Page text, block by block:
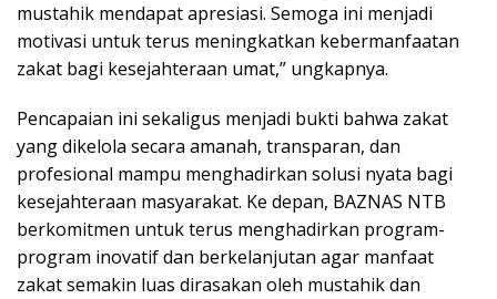
mustahik mendapat apresiasi. Semoga ini menjadi
motivasi untuk terus meningkatkan kebermanfaatan
zakat bagi kesejahteraan umat,” ungkapnya.
Pencapaian ini sekaligus menjadi bukti bahwa zakat
yang dikelola secara amanah, transparan, dan
profesional mampu menghadirkan solusi nyata bagi
kesejahteraan masyarakat. Ke depan, BAZNAS NTB
berkomitmen untuk terus menghadirkan program-
program inovatif dan berkelanjutan agar manfaat
zakat semakin luas dirasakan oleh mustahik dan